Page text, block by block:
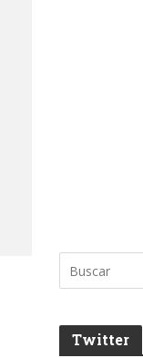
Twitter